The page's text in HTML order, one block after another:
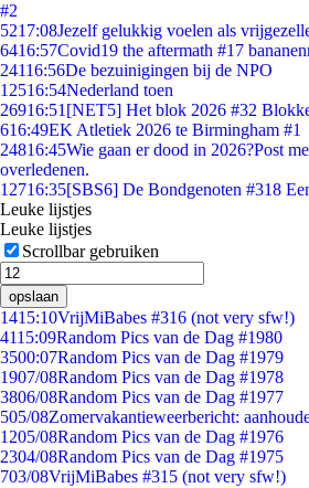
#2
5217:08Jezelf gelukkig voelen als
6416:57Covid19 the aftermath #17
24116:56De bezuinigingen bij de NPO
12516:54Nederland toen
26916:51 [NET5] Het blok 2026 #32
616:49EK Atletiek 2026 te Birmingham #1
24816:45Wie gaan er dood in 2026?Post
overledenen.
12716:35[SBS6] De Bondgenoten #318
Leuke lijstjes
Leuke lijstjes
Scrollbar gebruiken
opslaan
1415:10VrijMiBabes #316 (not very sfw!)
4115:09Random Pics van de Dag #1980
3500:07Random Pics van de Dag #1979
1907/08Random Pics van de Dag #1978
3806/08Random Pics van de Dag #1977
505/08Zomervakantieweerbericht:
1205/08Random Pics van de Dag #1976
2304/08Random Pics van de Dag #1975
703/08VrijMiBabes #315 (not very sfw!)